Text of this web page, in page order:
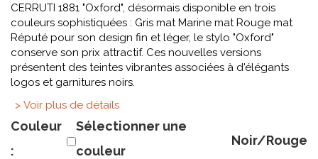
CERRUTI 1881 "Oxford", désormais disponible en trois
couleurs sophistiquées : Gris mat Marine mat Rouge mat
Réputé pour son design fin et léger, le stylo "Oxford"
conserve son prix attractif. Ces nouvelles versions
présentent des teintes vibrantes associées à d'élégants
logos et garnitures noirs.
> Voir plus de détails
Couleur
:
Sélectionner une
couleur
Noir/Rouge